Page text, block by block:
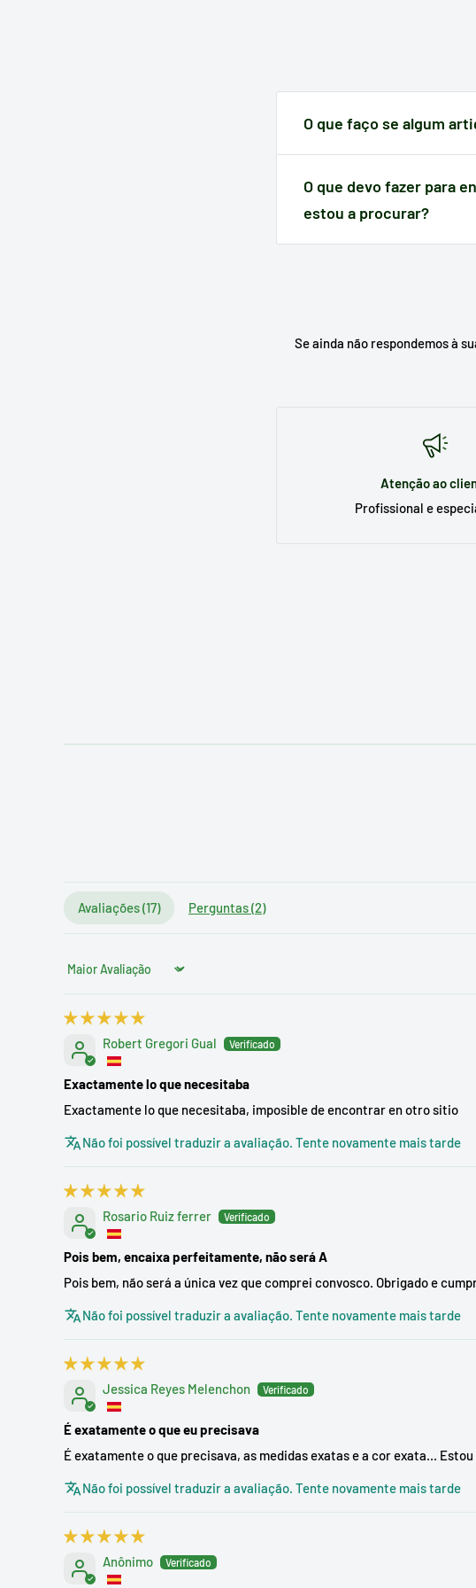
O que faço se algum
Quando um artigo
do momento da receçãopara
O que devo fazer para
estou a procurar?
Escreva no motor de busca
Se ainda não respondemos à
Atenção ao
Profissional e
Avaliações (17) Perguntas (2)
Sort by
Robert Gregori Gual
Exactamente lo que necesitaba
Exactamente lo que necesitaba, imposible de encontrar en otro sitio
Não foi possível traduzir a avaliação. Tente novamente mais tarde
Rosario Ruiz ferrer
Pois bem, encaixa perfeitamente, não será A
Pois bem, não será a única vez que comprei convosco. Obrigado e
Não foi possível traduzir a avaliação. Tente novamente mais tarde
Jessica Reyes Melenchon
É exatamente o que eu precisava
É exatamente o que precisava, as medidas exatas e a cor exata...
Não foi possível traduzir a avaliação. Tente novamente mais tarde
Anônimo